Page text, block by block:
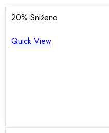
20% Sniženo
Quick View